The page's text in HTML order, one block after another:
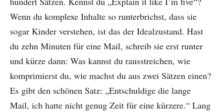
Wenn du komplexe Inhalte so runterbrichst, dass sie
sogar Kinder verstehen, ist das der Idealzustand. Hast
du zehn Minuten für eine Mail, schreib sie erst runter
und kürze dann: Was kannst du rausstreichen, wie
komprimierst du, wie machst du aus zwei Sätzen einen?
Es gibt den schönen Satz: „Entschuldige die lange
Mail, ich hatte nicht genug Zeit für eine kürzere.“ Lang